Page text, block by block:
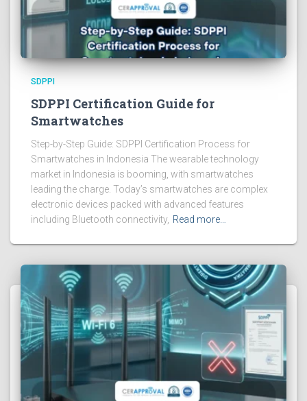
SDPPI
SDPPI Certification Guide for
Smartwatches
Step-by-Step Guide: SDPPI Certification Process for
Smartwatches in Indonesia The wearable technology
market in Indonesia is booming, with smartwatches
leading the charge. Today’s smartwatches are complex
electronic devices packed with advanced features
including Bluetooth connectivity, Read more…